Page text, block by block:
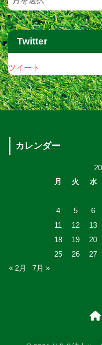
Twitter
ツイート
カレンダー
月
火 水
4
5 6
11
12 13
18
19 20
25
26 27
« 2月
7月 »